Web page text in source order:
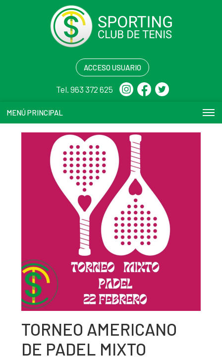
ACCESO USUARIO
Tel. 963 372 625
MENÚ PRINCIPAL
TORNEO AMERICANO
DE PADEL MIXTO